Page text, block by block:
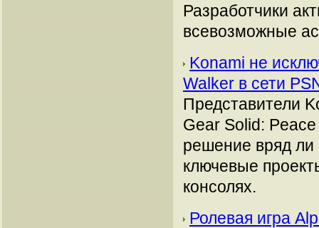
Разработчики
всевозможные
Konami не
Walker в сети
Представители
Gear Solid:
решение вряд ли
ключевые
консолях.
Ролевая игра